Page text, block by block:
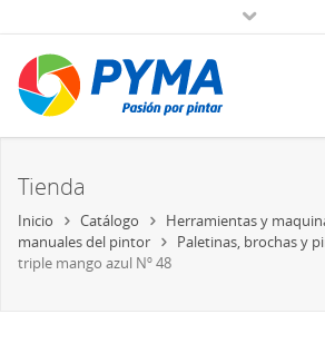
Tienda
Inicio Catálogo Herramientas y
manuales del pintor
Paletinas, brochas y
triple mango azul Nº 48